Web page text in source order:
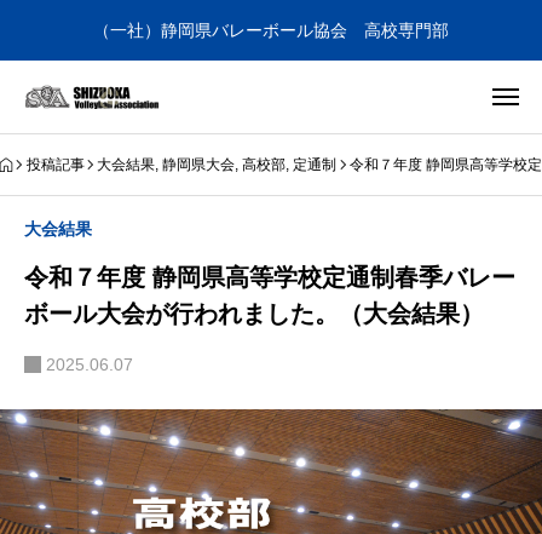
（一社）静岡県バレーボール協会 高校専門部
投稿記事 大会結果,静岡県大会,高校部, 定通制 令和７年度 静岡県高等学校
大会結果
令和７年度 静岡県高等学校定通制春季バレー
ボール大会が行われました。（大会結果）
2025.06.07